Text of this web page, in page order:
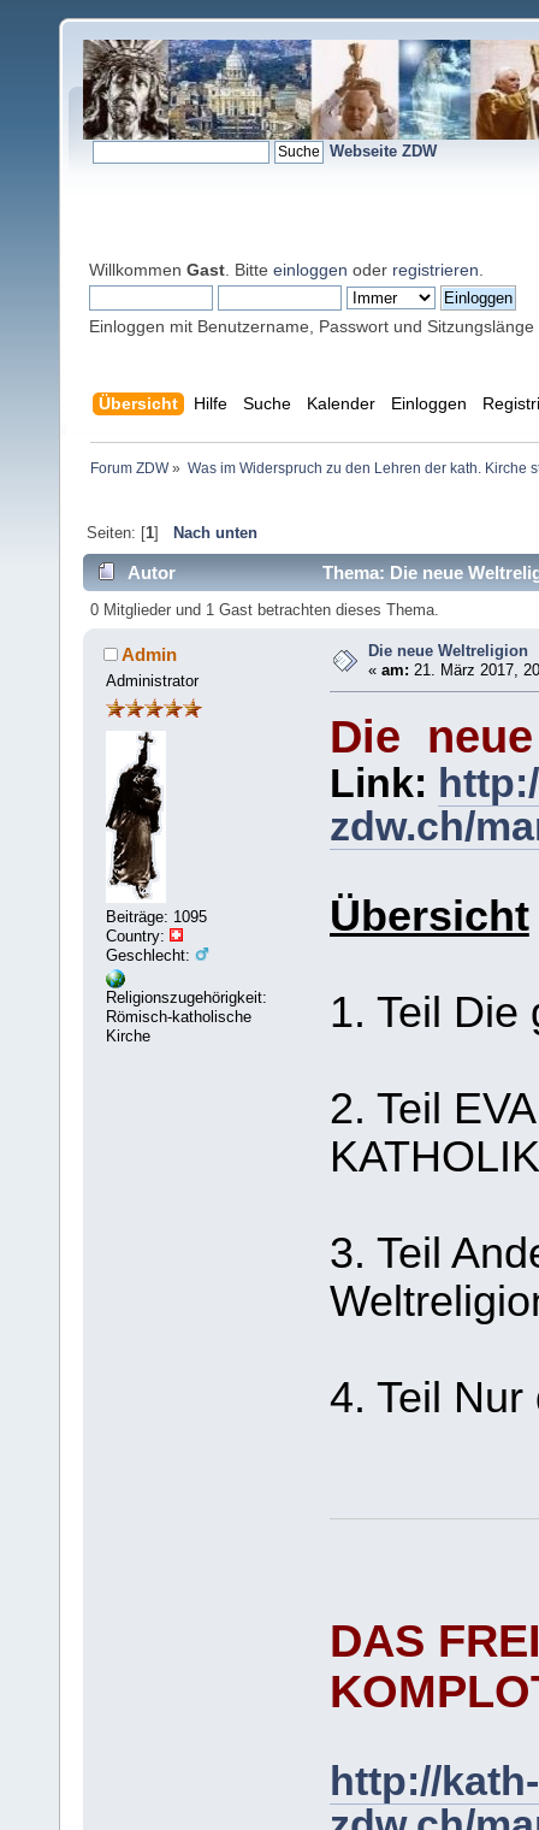
Webseite ZDW
Willkommen Gast . Bitte einloggen oder registrieren
Einloggen mit Benutzername, Passwort und Sitzungslänge
Übersicht Hilfe Suche Kalender Einloggen
Forum ZDW» Was im Widerspruch zu den Lehren der kath. Kirche
Seiten: [1] Nach unten
Autor Thema: Die neue
0 Mitglieder und 1 Gast betrachten dieses Thema.
Admin
Administrator
Beiträge: 1095
Country:
Geschlecht:
Religionszugehörigkeit:
Römisch-katholische
Kirche
Die neue Weltreligion
«am: 21. März 2017,
Die
Link:
zdw.ch/
Übersicht
1. Teil Die
2. Teil
3. Teil
4. Teil
DAS
http://kath-